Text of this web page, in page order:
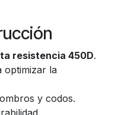
resistencia 450D.
optimizar la
y codos.